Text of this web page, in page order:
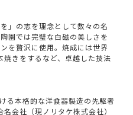
」の志を理念として数々の名
園では完璧な白磁の美しさを
を贅沢に使用。焼成には世界
きをするなど、卓越した技法
る本格的な洋食器製造の先駆者
会社（現ノリタケ株式会社）